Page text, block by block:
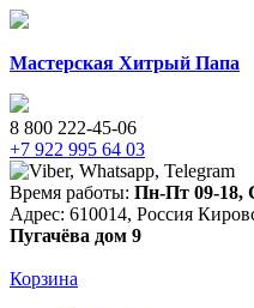
Мастерская Хитрый Папа
8 800 222-45-06
+7 922 995 64 03
Время работы: Пн-Пт 09-18,
Адрес: 610014, Россия
Пугачёва дом 9
Корзина